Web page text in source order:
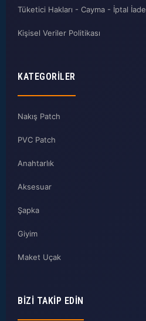
Tüketici Hakları - Cayma - İptal İade
Kişisel Veriler Politikası
KATEGORILER
Nakış Patch
PVC Patch
Anahtarlık
Aksesuar
Şapka
Giyim
Maket Uçak
BIZI TAKIP EDIN